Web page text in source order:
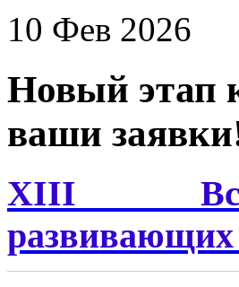
10 Фев 2026
Новый этап
ваши
XIII
развивающих